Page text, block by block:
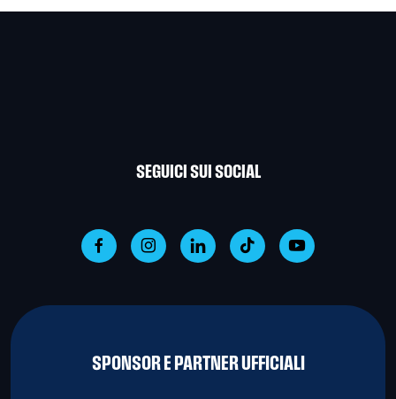
SEGUICI SUI SOCIAL
SPONSOR E PARTNER UFFICIALI